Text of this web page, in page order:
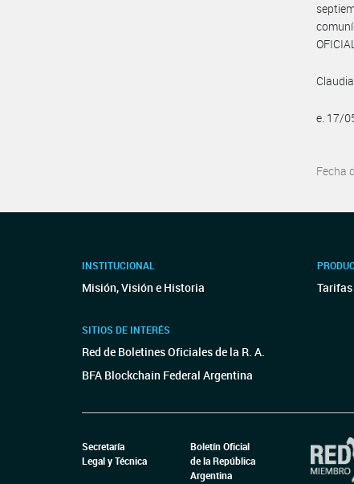
e. 17/
Fecha
INSTITUCIONAL
Misión, Visión e Historia
SITIOS DE INTERÉS
Red de Boletines Oficiales de la R. A.
BFA Blockchain Federal Argentina
Secretaría
Legal y Técnica
Boletín Oficial
de la República
Argentina